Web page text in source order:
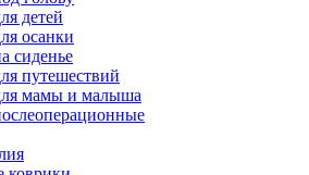
детей
осанки
сиденье
путешествий
мамы и малыша